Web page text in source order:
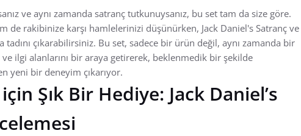
ve aynı zamanda satranç tutkunuysanız, bu set tam da size göre.
de rakibinize karşı hamlelerinizi düşünürken, Jack Daniel's Satranç ve
tadını çıkarabilirsiniz. Bu set, sadece bir ürün değil, aynı zamanda bir
ilgi alanlarını bir araya getirerek, beklenmedik bir şekilde
yeni bir deneyim çıkarıyor.
Şık Bir Hediye: Jack Daniel’s